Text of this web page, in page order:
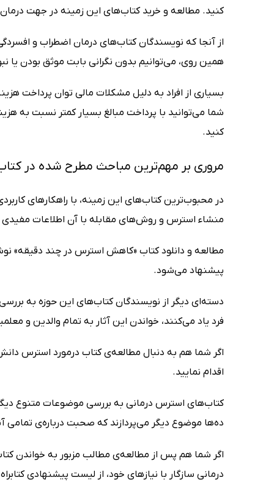
کنید. مطالعه و خرید کتاب‌‌های این زمینه در جهت
از آنجا که نویسندگان کتاب‌های درمان اضطراب و افسردگی
همین روی، می‌توانیم بدون نگرانی بابت موثق بودن یا
بسیاری از افراد به دلیل مشکلات مالی توان پرداخت
شما می‌توانید با پرداخت مبالغ بسیار کمتر نسبت به
کنید.
مروری بر مهم‌ترین مباحث مطرح شده در
در محبوب‌ترین کتاب‌های این زمینه، با راهکارهای
منشاء استرس و روش‌های مقابله با آن اطلاعات
مطالعه و دانلود کتاب «کاهش استرس در چند دقیقه»
پیشنهاد می‌شود.
دسته‌ای دیگر از نویسندگان کتاب‌های این حوزه به
فرد یاد می‌کنند، خواندن این آثار به تمام والدین و
اگر شما هم به دنبال مطالعه‌ی کتاب درمورد استرس
اقدام نمایید.
کتاب‌های استرس درمانی به بررسی موضوعات متنوع
ده‌ها موضوع دیگر می‌پردازند که صحبت درباره‌ی
اگر شما هم پس از مطالعه‌ی مطالب مزبور به خواندن
درمانی سازگار با نیازهای خود، از لیست پیشنهادی